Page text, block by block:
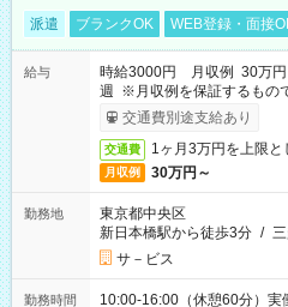
派遣 ブランクOK WEB登録・面接
給与
時給3000円 月収例 30万円
週 ※月収例を保証するもの
ービス利用可（利用条件有）
交通費別途支給あり
交通費 1ヶ月3万円を上限と
月収例 30万円～
勤務地
東京都中央区
新日本橋駅から徒歩3分 /
サ－ビス
勤務時間 10:00-16:00（休憩60分）実